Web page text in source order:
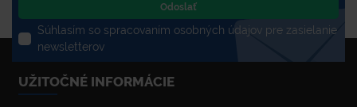
Odoslať
Súhlasím so spracovaním osobných údajov pre zasielanie
newsletterov
UŽITOČNÉ INFORMÁCIE